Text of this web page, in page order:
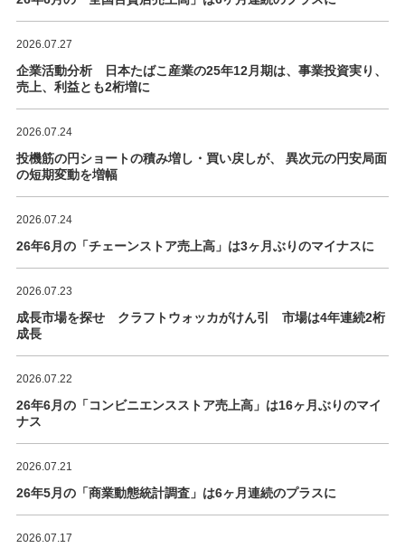
2026.07.27
企業活動分析 日本たばこ産業の25年12月期は、事業投資実り、
売上、利益とも2桁増に
2026.07.24
投機筋の円ショートの積み増し・買い戻しが、 異次元の円安局面
の短期変動を増幅
2026.07.24
26年6月の「チェーンストア売上高」は3ヶ月ぶりのマイナスに
2026.07.23
成長市場を探せ クラフトウォッカがけん引 市場は4年連続2桁
成長
2026.07.22
26年6月の「コンビニエンスストア売上高」は16ヶ月ぶりのマイ
ナス
2026.07.21
26年5月の「商業動態統計調査」は6ヶ月連続のプラスに
2026.07.17